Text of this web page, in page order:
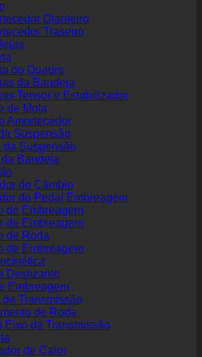
Dianteiro
Traseiro
do Quadro
da Bandeja
Tensor e Estabilizador
de Mola
Amortecedor
Suspensão
da Suspensão
Bandeja
do Câmbio
do Pedal Embreagem
de Embreagem
de Embreagem
de Roda
de Embreagem
Deslizante
Embreagem
de Transmissão
de Roda
Eixo da Transmissão
de Calor